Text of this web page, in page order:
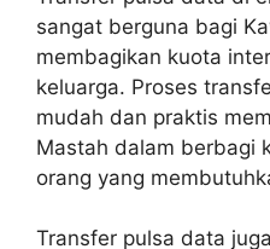
sangat berguna bagi
membagikan kuota
keluarga. Proses
mudah dan praktis
Mastah dalam berbagi
orang yang
Transfer pulsa data